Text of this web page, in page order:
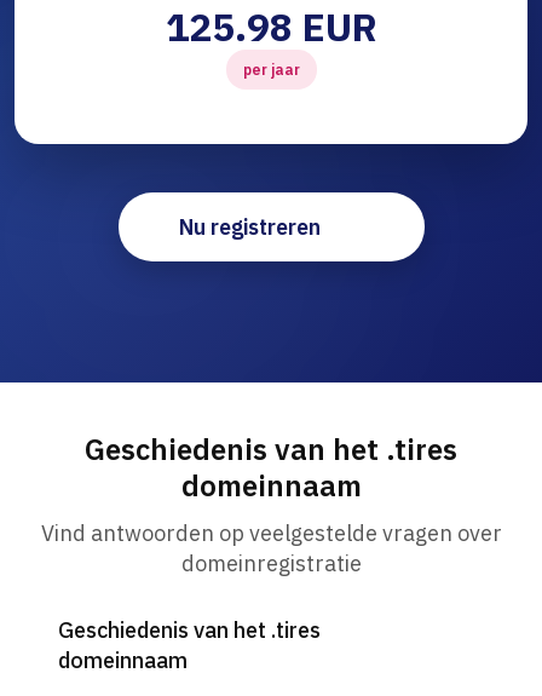
125.98 EUR
per jaar
Nu registreren
Geschiedenis van het .tires
domeinnaam
Vind antwoorden op veelgestelde vragen over
domeinregistratie
Geschiedenis van het .tires
domeinnaam